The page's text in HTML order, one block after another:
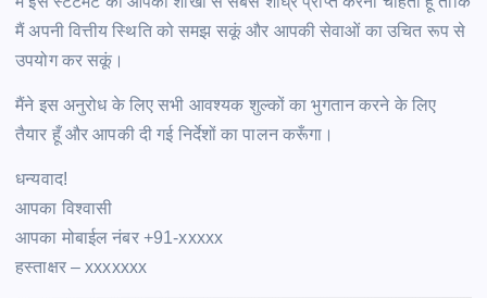
मैं अपनी वित्तीय स्थिति को समझ सकूं और आपकी सेवाओं का उचित रूप से
उपयोग कर सकूं।
मैंने इस अनुरोध के लिए सभी आवश्यक शुल्कों का भुगतान करने के लिए
तैयार हूँ और आपकी दी गई निर्देशों का पालन करूँगा।
धन्यवाद!
आपका विश्वासी
आपका मोबाईल नंबर +91-xxxxx
हस्ताक्षर – xxxxxxx